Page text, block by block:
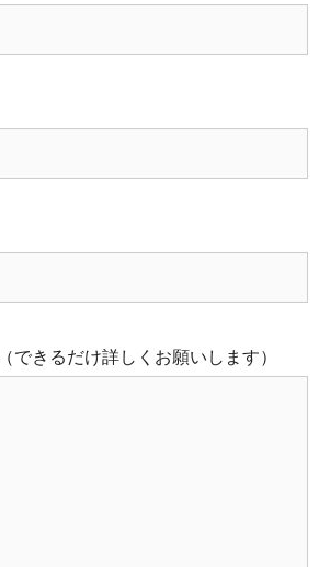
できるだけ詳しくお願いします）